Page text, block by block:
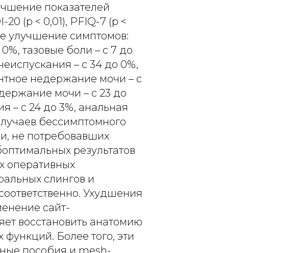
показателей
(р < 0,01), PFIQ-7 (р <
улучшение симптомов:
тазовые боли – с 7 до
– с 34 до 0%,
недержание мочи – с
мочи – с 23 до
– с 24 до 3%, анальная
бессимптомного
не потребовавших
результатов
оперативных
слингов и
Ухудшения
сайт-
восстановить анатомию
Более того, эти
пособия и mesh-